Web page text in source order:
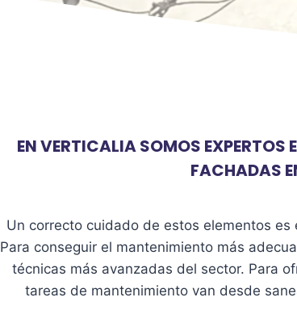
EN VERTICALIA SOMOS EXPERTOS
FACHADAS
Un correcto cuidado de estos elementos
Para conseguir el mantenimiento más
técnicas más avanzadas del sector. Para
tareas de mantenimiento van desde